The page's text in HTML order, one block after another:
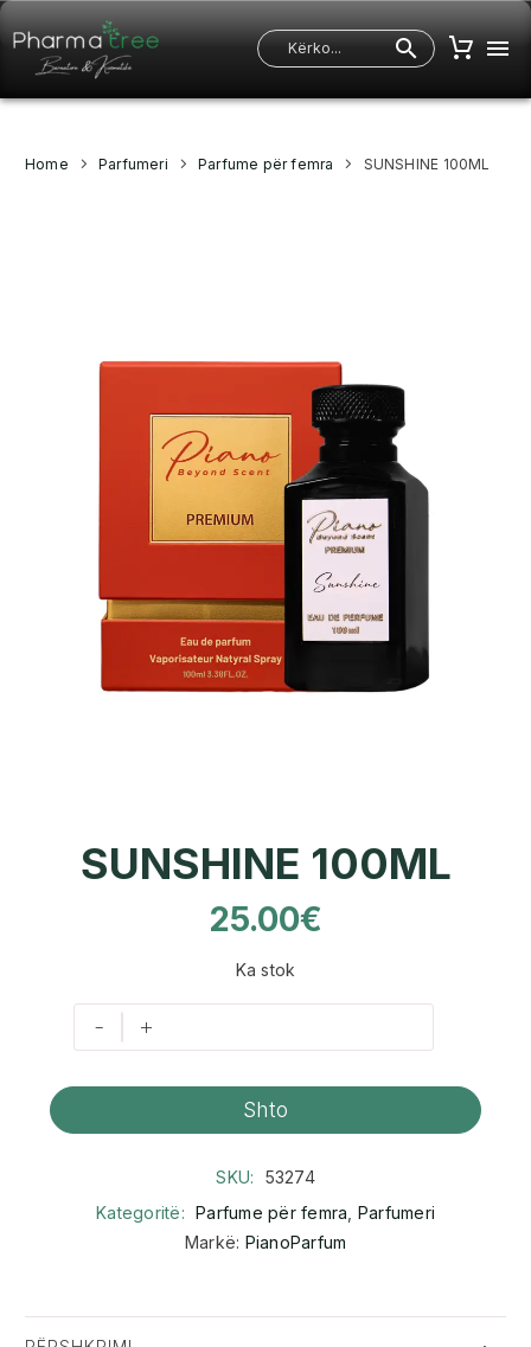
Home Parfumeri Parfume për femra SUNSHINE 100ML
SUNSHINE 100ML
25.00€
Ka stok
- +
Shto
SKU:
53274
Kategoritë: Parfume për femra Parfumeri
Markë: PianoParfum